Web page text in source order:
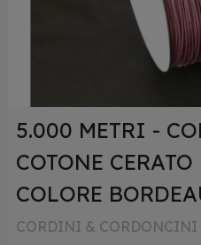
5.000 METRI -
COTONE
COLORE
CORDINI & CORDONCINI